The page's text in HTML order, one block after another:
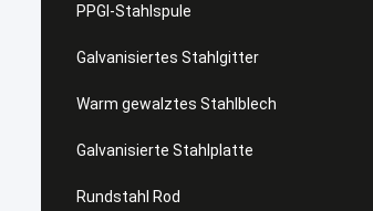
PPGI-Stahlspule
Galvanisiertes Stahlgitter
Warm gewalztes Stahlblech
Galvanisierte Stahlplatte
Rundstahl Rod